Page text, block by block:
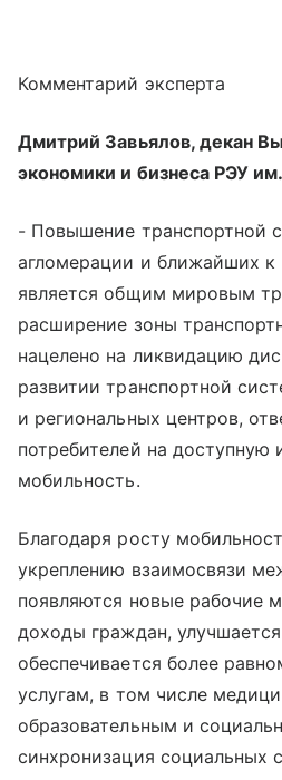
Комментарий эксперта
Дмитрий Завьялов, декан
экономики и бизнеса РЭУ
- Повышение транспортной
агломерации и ближайших к
является общим мировым
расширение зоны
нацелено на ликвидацию
развитии транспортной
и региональных центров,
потребителей на доступную
мобильность.
Благодаря росту
укреплению взаимосвязи
появляются новые рабочие
доходы граждан,
обеспечивается более
услугам, в том числе
образовательным и
синхронизация социальных